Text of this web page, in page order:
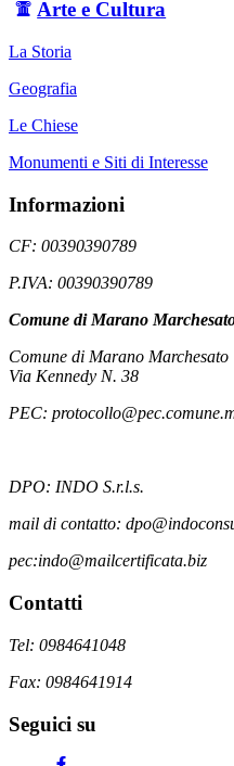
Arte e Cultura
La Storia
Geografia
Le Chiese
Monumenti e Siti di Interesse
Informazioni
CF: 00390390789
P.IVA: 00390390789
Comune di Marano
Comune di Marano Marchesato
Via Kennedy N. 38
PEC:
DPO: INDO S.r.l.s.
mail di contatto:
pec:indo@mailcertificata.biz
Contatti
Tel: 0984641048
Fax: 0984641914
Seguici su